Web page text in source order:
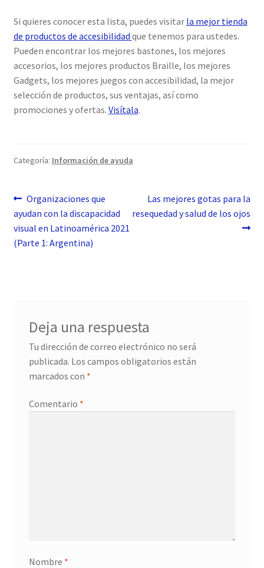
Si quieres conocer esta lista, puedes visitar la mejor tienda
de productos de accesibilidad que tenemos para ustedes.
Pueden encontrar los mejores bastones, los mejores
accesorios, los mejores productos Braille, los mejores
Gadgets, los mejores juegos con accesibilidad, la mejor
selección de productos, sus ventajas, así como
promociones y ofertas. Visítala.
Categoría: Información de ayuda
Navegación
de
entradas
Anterior:
Organizaciones que
ayudan con la discapacidad
visual en Latinoamérica 2021
(Parte 1: Argentina)
Siguiente:
Las mejores gotas para la
resequedad y salud de los ojos
Deja una respuesta
Tu dirección de correo electrónico no será
publicada. Los campos obligatorios están
marcados con *
Comentario *
Nombre *